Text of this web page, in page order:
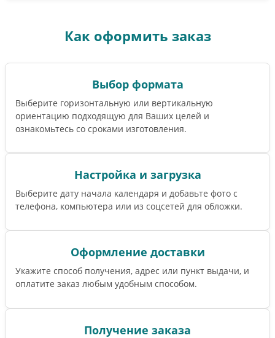
Как оформить заказ
Выбор формата
Выберите горизонтальную или вертикальную
ориентацию подходящую для Ваших целей и
ознакомьтесь со сроками изготовления.
Настройка и загрузка
Выберите дату начала календаря и добавьте фото с
телефона, компьютера или из соцсетей для обложки.
Оформление доставки
Укажите способ получения, адрес или пункт выдачи, и
оплатите заказ любым удобным способом.
Получение заказа